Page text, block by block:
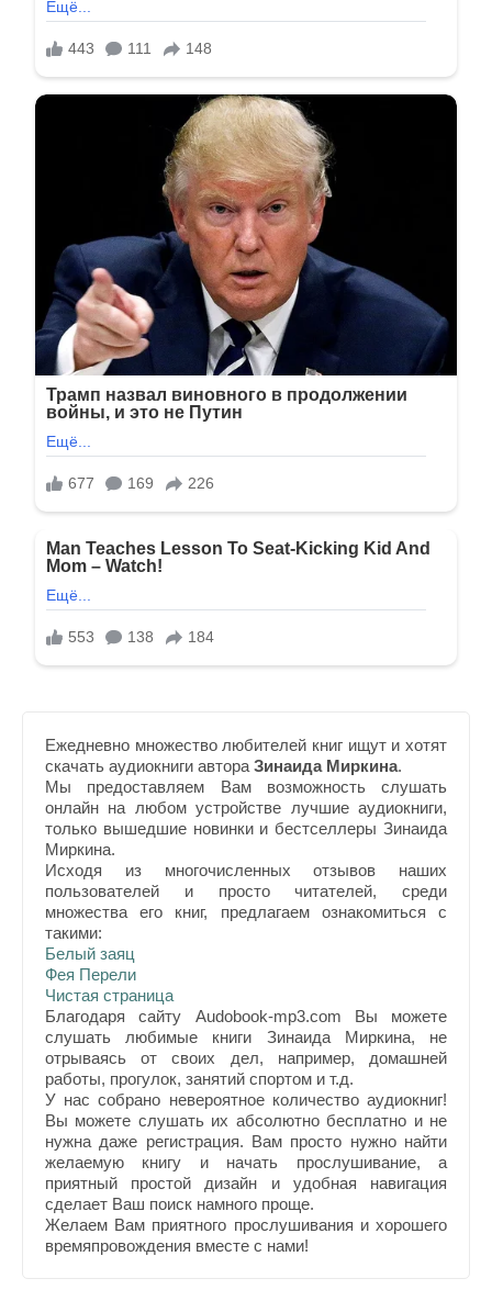
Ежедневно множество любителей книг ищут и хотят
скачать аудиокниги автора Зинаида Миркина.
Мы предоставляем Вам возможность слушать
онлайн на любом устройстве лучшие аудиокниги,
только вышедшие новинки и бестселлеры Зинаида
Миркина.
Исходя из многочисленных отзывов наших
пользователей и просто читателей, среди
множества его книг, предлагаем ознакомиться с
такими:
Белый заяц
Фея Перели
Чистая страница
Благодаря сайту Audobook-mp3.com Вы можете
слушать любимые книги Зинаида Миркина, не
отрываясь от своих дел, например, домашней
работы, прогулок, занятий спортом и т.д.
У нас собрано невероятное количество аудиокниг!
Вы можете слушать их абсолютно бесплатно и не
нужна даже регистрация. Вам просто нужно найти
желаемую книгу и начать прослушивание, а
приятный простой дизайн и удобная навигация
сделает Ваш поиск намного проще.
Желаем Вам приятного прослушивания и хорошего
времяпровождения вместе с нами!